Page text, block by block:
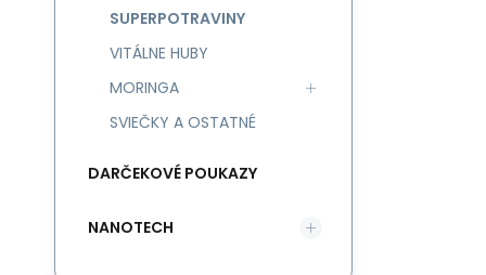
SUPERPOTRAVINY
VITÁLNE HUBY
MORINGA
SVIEČKY A OSTATNÉ
DARČEKOVÉ POUKAZY
NANOTECH